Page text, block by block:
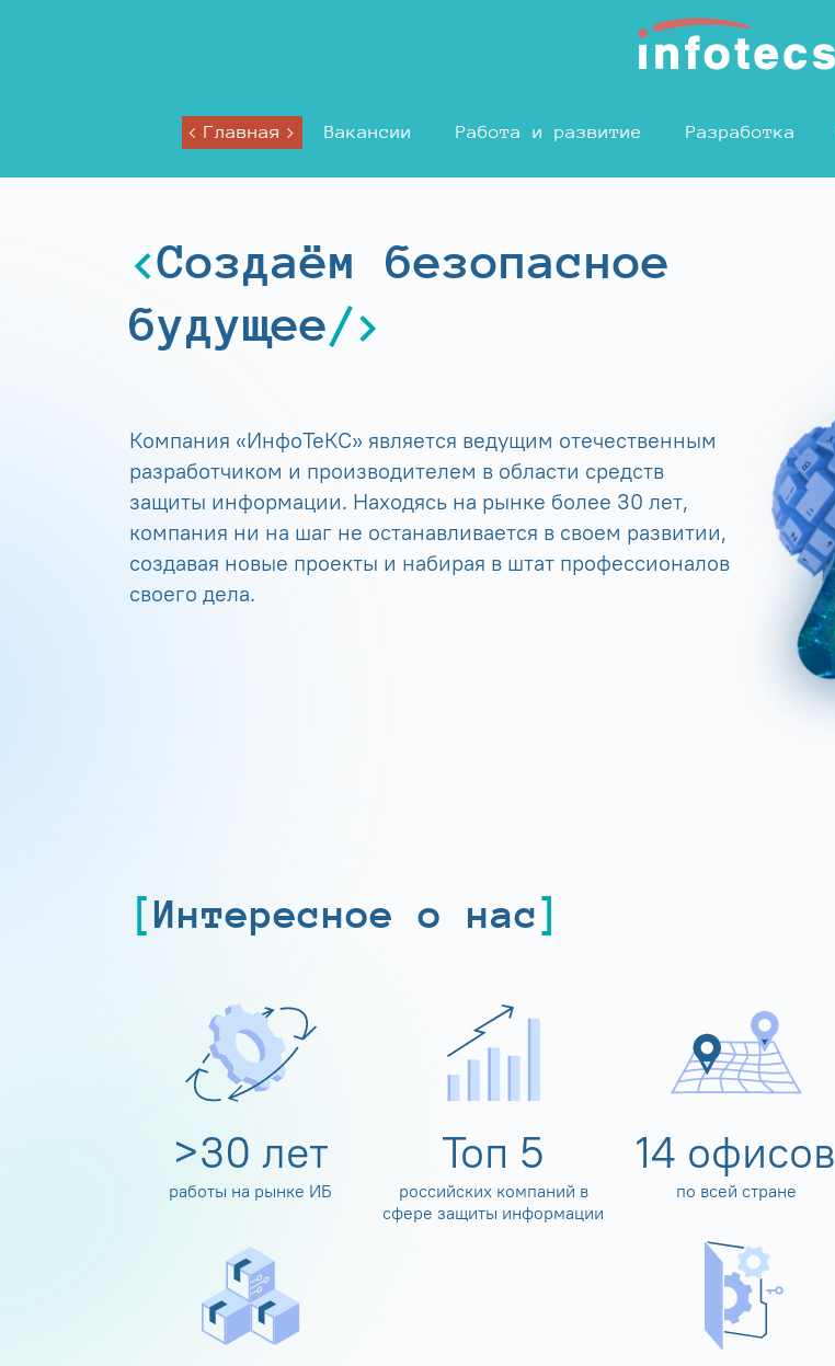
Главная Вакансии Работа и развитие Разработка
Создаём безопасное
будущее
Компания «ИнфоТеКС» является ведущим отечественным
разработчиком и производителем в области средств
защиты информации. Находясь на рынке более 30 лет,
компания ни на шаг не останавливается в своем развитии,
создавая новые проекты и набирая в штат профессионалов
своего дела.
Интересное о нас
>30 лет
работы на рынке ИБ
Топ 5
российских компаний в
сфере защиты информации
14 офисов
по всей стране